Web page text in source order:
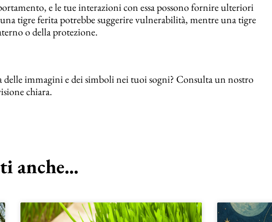
e le tue interazioni con essa possono fornire ulteriori
tigre ferita potrebbe suggerire vulnerabilità, mentre una tigre
o della protezione.
immagini e dei simboli nei tuoi sogni? Consulta un nostro
chiara.
anche...